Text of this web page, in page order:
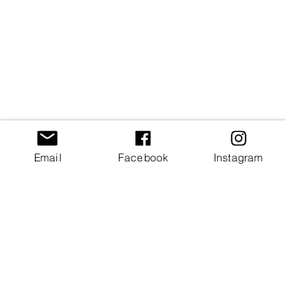
Email Facebook Instagram